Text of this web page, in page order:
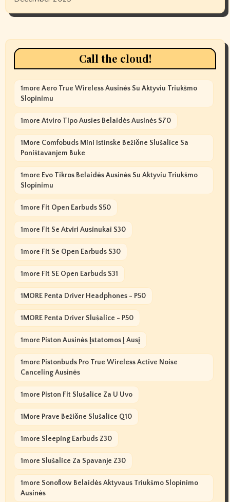
Call the cloud!
1more Aero True Wireless Ausinės Su Aktyviu Triukšmo
Slopinimu
1more Atviro Tipo Ausies Belaidės Ausinės S70
1More Comfobuds Mini Istinske Bežične Slušalice Sa
Poništavanjem Buke
1more Evo Tikros Belaidės Ausinės Su Aktyviu Triukšmo
Slopinimu
1more Fit Open Earbuds S50
1more Fit Se Atviri Ausinukai S30
1more Fit Se Open Earbuds S30
1more Fit SE Open Earbuds S31
1MORE Penta Driver Headphones - P50
1MORE Penta Driver Slušalice - P50
1more Piston Ausinės Įstatomos Į Ausį
1more Pistonbuds Pro True Wireless Active Noise
Canceling Ausinės
1more Piston Fit Slušalice Za U Uvo
1More Prave Bežične Slušalice Q10
1more Sleeping Earbuds Z30
1more Slušalice Za Spavanje Z30
1more Sonoflow Belaidės Aktyvaus Triukšmo Slopinimo
Ausinės